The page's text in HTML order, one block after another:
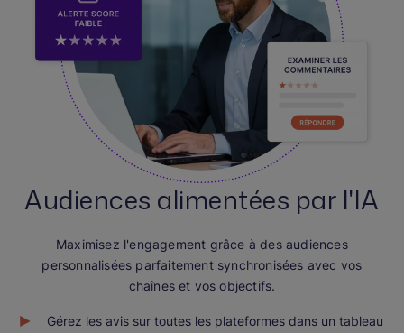
Audiences alimentées par l'IA
Maximisez l'engagement grâce à des audiences
personnalisées parfaitement synchronisées avec vos
chaînes et vos objectifs.
Gérez les avis sur toutes les plateformes dans un tableau